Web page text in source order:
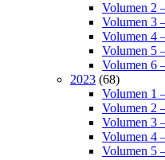
Volumen 2
Volumen 3
Volumen 4
Volumen 5
Volumen 6
2023 (68)
Volumen 1
Volumen 2
Volumen 3
Volumen 4
Volumen 5